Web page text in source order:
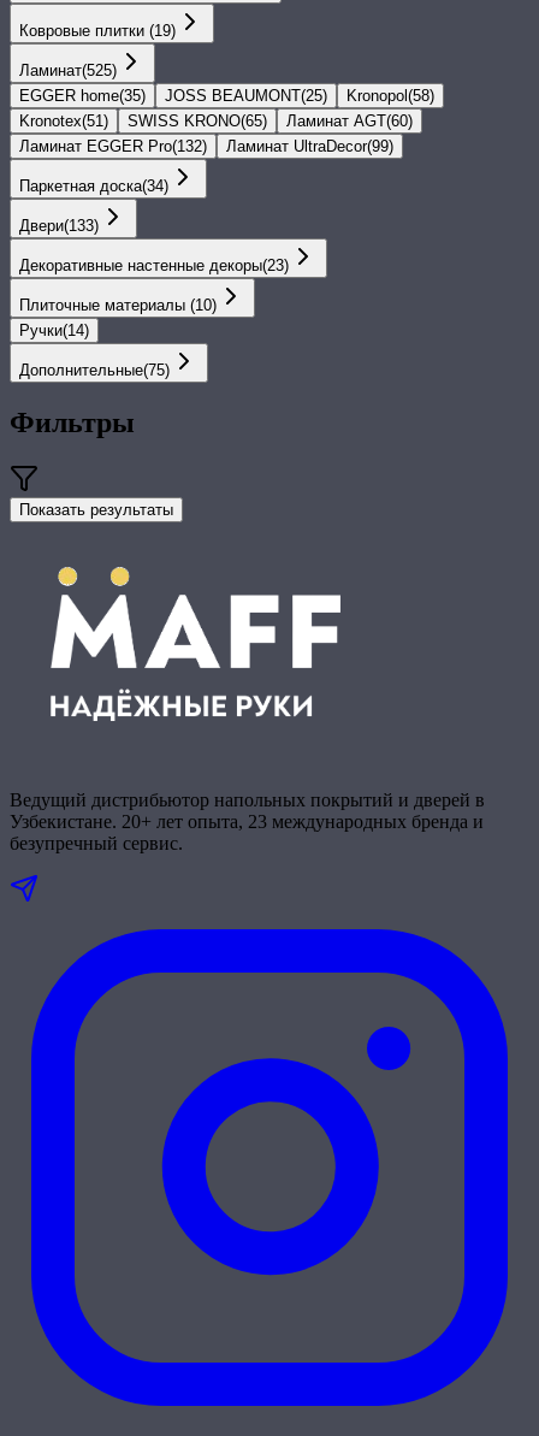
Ковровые плитки (19)
Ламинат(525)
EGGER home(35) JOSS BEAUMONT(25) Kronopol (58)
Kronotex(51) SWISS KRONO(65) Ламинат AGT(60)
Ламинат EGGER Pro(132) Ламинат UltraDecor(99)
Паркетная доска(34)
Двери(133)
Декоративные настенные декоры(23)
Плиточные материалы (10)
Ручки(14)
Дополнительные(75)
Фильтры
Показать результаты
Ведущий дистрибьютор напольных покрытий и дверей в
Узбекистане. 20+ лет опыта, 23 международных бренда и
безупречный сервис.